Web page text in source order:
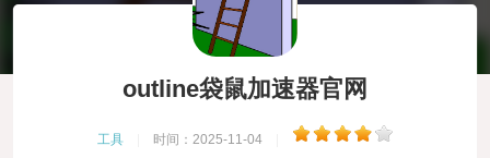
outline袋鼠加速器官网
工具 时间：2025-11-04